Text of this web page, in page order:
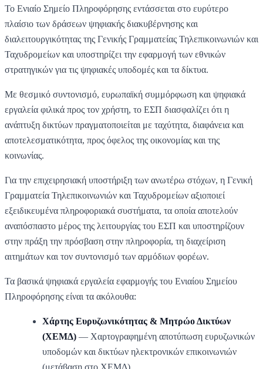
Το Ενιαίο Σημείο Πληροφόρησης εντάσσεται στο ευρύτερο
πλαίσιο των δράσεων ψηφιακής διακυβέρνησης και
διαλειτουργικότητας της Γενικής Γραμματείας Τηλεπικοινωνιών και
Ταχυδρομείων και υποστηρίζει την εφαρμογή των εθνικών
στρατηγικών για τις ψηφιακές υποδομές και τα δίκτυα.
Με θεσμικό συντονισμό, ευρωπαϊκή συμμόρφωση και ψηφιακά
εργαλεία φιλικά προς τον χρήστη, το ΕΣΠ διασφαλίζει ότι η
ανάπτυξη δικτύων πραγματοποιείται με ταχύτητα, διαφάνεια και
αποτελεσματικότητα, προς όφελος της οικονομίας και της
κοινωνίας.
Για την επιχειρησιακή υποστήριξη των ανωτέρω στόχων, η Γενική
Γραμματεία Τηλεπικοινωνιών και Ταχυδρομείων αξιοποιεί
εξειδικευμένα πληροφοριακά συστήματα, τα οποία αποτελούν
αναπόσπαστο μέρος της λειτουργίας του ΕΣΠ και υποστηρίζουν
στην πράξη την πρόσβαση στην πληροφορία, τη διαχείριση
αιτημάτων και τον συντονισμό των αρμόδιων φορέων.
Τα βασικά ψηφιακά εργαλεία εφαρμογής του Ενιαίου Σημείου
Πληροφόρησης είναι τα ακόλουθα:
Χάρτης Ευρυζωνικότητας & Μητρώο Δικτύων
(ΧΕΜΔ) — Χαρτογραφημένη αποτύπωση ευρυζωνικών
υποδομών και δικτύων ηλεκτρονικών επικοινωνιών
(μετάβαση στο ΧΕΜΔ)